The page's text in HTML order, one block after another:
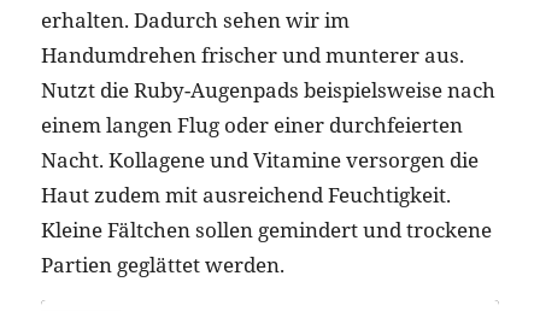
erhalten. Dadurch sehen wir im
Handumdrehen frischer und munterer aus.
Nutzt die Ruby-Augenpads beispielsweise nach
einem langen Flug oder einer durchfeierten
Nacht. Kollagene und Vitamine versorgen die
Haut zudem mit ausreichend Feuchtigkeit.
Kleine Fältchen sollen gemindert und trockene
Partien geglättet werden.